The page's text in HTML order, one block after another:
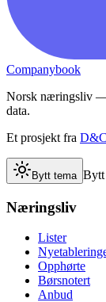
Companybook
Norsk næringsliv —
data.
Et prosjekt fra
Bytt tema Bytt
Næringsliv
Lister
Opphørte
Børsnotert
Anbud